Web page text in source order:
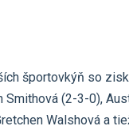
športovkýň so
(2-3-0),
Walshová a